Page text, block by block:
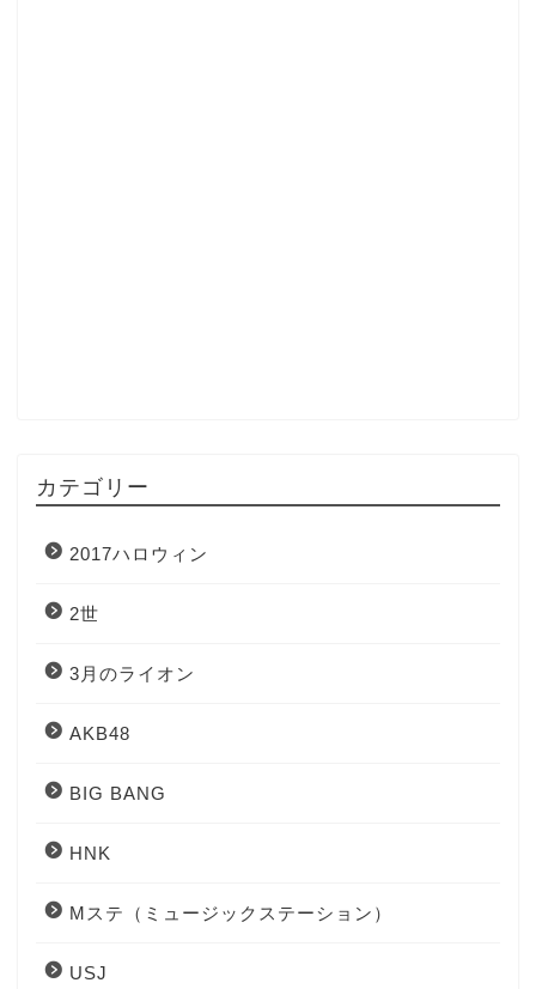
カテゴリー
2017ハロウィン
2世
3月のライオン
AKB48
BIG BANG
HNK
Mステ（ミュージックステーション）
USJ